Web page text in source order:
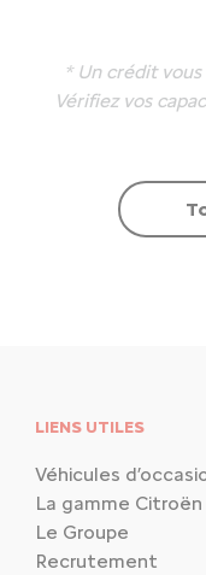
* Un crédit
Vérifiez vos
LIENS UTILES
Véhicules
La gamme Citroën
Le Groupe
Recrutement